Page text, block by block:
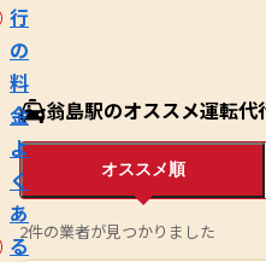
行
の
料
金
よ
く
あ
る
翁島駅のオススメ運転代
オススメ順
2件の業者が見つかりました